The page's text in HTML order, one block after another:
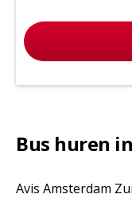
Bus huren
Avis Amsterdam